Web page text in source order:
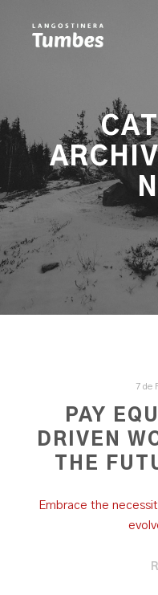
7 de
PAY
DRIVEN
THE
Embrace the